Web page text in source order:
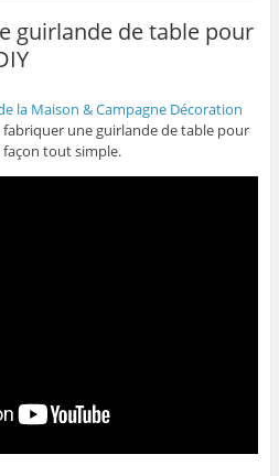
guirlande de table pour
la Maison & Campagne Décoration
une guirlande de table pour
façon tout simple.